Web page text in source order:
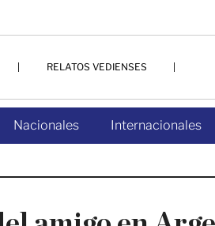
RELATOS VEDIENSES
Nacionales Internacionales